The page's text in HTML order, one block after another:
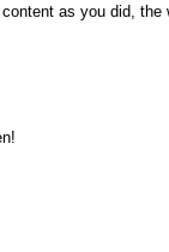
as you did,